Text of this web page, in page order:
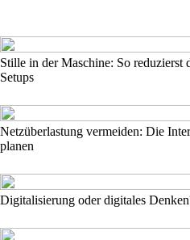
Stille in der Maschine: So reduzierst
Setups
Netzüberlastung vermeiden: Die
planen
Digitalisierung oder digitales